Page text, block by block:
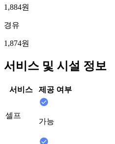
1,884원
경유
1,874원
서비스 및 시설 정보
서비스 제공 여부
셀프
가능